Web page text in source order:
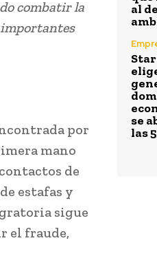
combatir la
por
mano
de
estafas y
sigue
el fraude,
al
se
las